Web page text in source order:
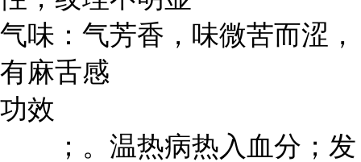
气味：气芳香，味微苦而涩，
有麻舌感
功效
；。温热病热入血分；发